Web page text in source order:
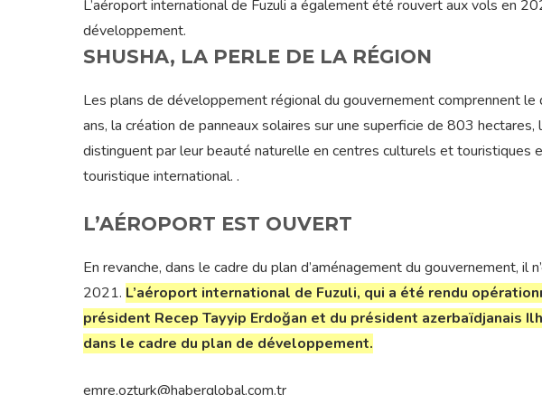
L’aéroport international de Fuzuli a également été rouvert aux vols en
développement.
SHUSHA, LA PERLE DE LA RÉGION
Les plans de développement régional du gouvernement comprennent le
ans, la création de panneaux solaires sur une superficie de 803
distinguent par leur beauté naturelle en centres culturels et touristiques
touristique international. .
L’AÉROPORT EST OUVERT
En revanche, dans le cadre du plan d’aménagement du gouvernement, il
2021. L’aéroport international de Fuzuli, qui a été rendu
président Recep Tayyip Erdoğan et du président azerbaïdjanais
dans le cadre du plan de développement.
emre.ozturk@haberglobal.com.tr